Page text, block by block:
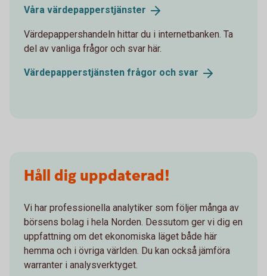
Våra värdepapperstjänster
Värdepappershandeln hittar du i internetbanken. Ta
del av vanliga frågor och svar här.
Värdepapperstjänsten frågor och svar
Håll dig uppdaterad!
Vi har professionella analytiker som följer många av
börsens bolag i hela Norden. Dessutom ger vi dig en
uppfattning om det ekonomiska läget både här
hemma och i övriga världen. Du kan också jämföra
warranter i analysverktyget.